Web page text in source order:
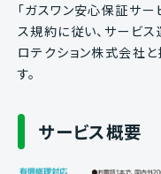
「ガスワン安心保証サー
ス規約に従い、サービ
ロテクション株式会社
す。
サービス概要